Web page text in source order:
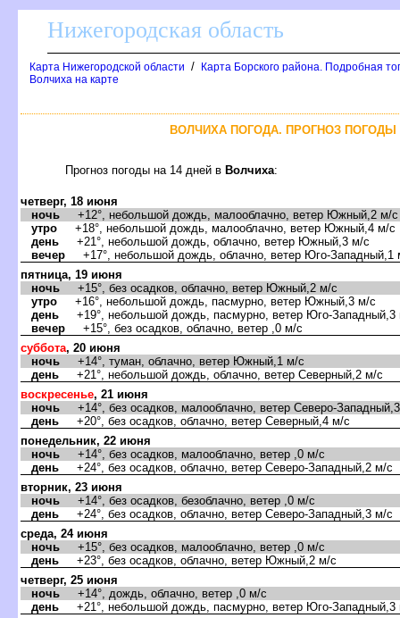
Нижегородская область
Карта Нижегородской области /
Карта Борского района. Подробная
олчиха на карте
ОЛЧИХА ПОГОДА. ПРОГНОЗ ПОГОДЫ
Прогноз погоды на 14 дней олчиха:
четверг, 18 июня
ночь +12°, небольшой дождь, малооблачно, ветер Южный,2 м/с
утро +18°, небольшой дождь, малооблачно, ветер Южный,4 м/с
день +21°, небольшой дождь, облачно, ветер Южный,3 м/с
ечер +17°, небольшой дождь, облачно, ветер Юго-Западный,1
пятница, 19 июня
ночь +15°, без осадков, облачно, ветер Южный,2 м/с
утро +16°, небольшой дождь, пасмурно, ветер Южный,3 м/с
день +19°, небольшой дождь, пасмурно, ветер Юго-Западный,3
ечер +15°, без осадков, облачно, ветер ,0 м/с
суббота, 20 июня
ночь +14°, туман, облачно, ветер Южный,1 м/с
день +21°, небольшой дождь, облачно, ветер Северный,2 м/с
оскресенье, 21 июня
ночь +14°, без осадков, малооблачно, ветер Северо-
день +20°, без осадков, облачно, ветер Северный,4 м/с
понедельник, 22 июня
ночь +14°, без осадков, малооблачно, ветер ,0 м/с
день +24°, без осадков, облачно, ветер Северо-Западный,2 м/с
торник, 23 июня
ночь +14°, без осадков, безоблачно, ветер ,0 м/с
день +24°, без осадков, облачно, ветер Северо-Западный,3 м/с
среда, 24 июня
ночь +15°, без осадков, малооблачно, ветер ,0 м/с
день +23°, без осадков, облачно, ветер Южный,2 м/с
четверг, 25 июня
ночь +14°, дождь, облачно, ветер ,0 м/с
день +21°, небольшой дождь, пасмурно, ветер Юго-Западный,3